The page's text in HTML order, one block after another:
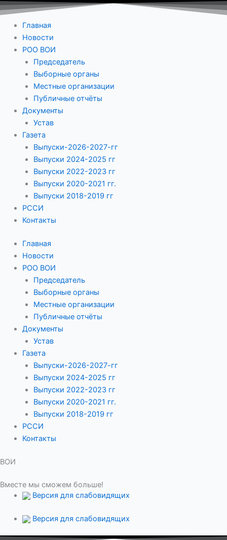
Главная
Новости
РОО ВОИ
Председатель
Выборные органы
Местные организации
Публичные отчёты
Документы
Устав
Газета
Выпуски-2026-2027-гг
Выпуски 2024-2025 гг
Выпуски 2022-2023 гг
Выпуски 2020-2021 гг.
Выпуски 2018-2019 гг
РССИ
Контакты
Главная
Новости
РОО ВОИ
Председатель
Выборные органы
Местные организации
Публичные отчёты
Документы
Устав
Газета
Выпуски-2026-2027-гг
Выпуски 2024-2025 гг
Выпуски 2022-2023 гг
Выпуски 2020-2021 гг.
Выпуски 2018-2019 гг
РССИ
Контакты
ВОИ
Вместе мы сможем больше!
Версия для слабовидящих
Версия для слабовидящих